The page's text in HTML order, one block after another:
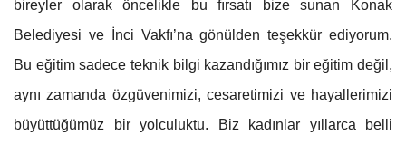
bireyler olarak öncelikle bu fırsatı bize sunan Konak
Belediyesi ve İnci Vakfı’na gönülden teşekkür ediyorum.
Bu eğitim sadece teknik bilgi kazandığımız bir eğitim değil,
aynı zamanda özgüvenimizi, cesaretimizi ve hayallerimizi
büyüttüğümüz bir yolculuktu. Biz kadınlar yıllarca belli